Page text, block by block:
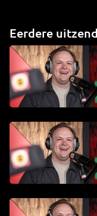
Eerdere